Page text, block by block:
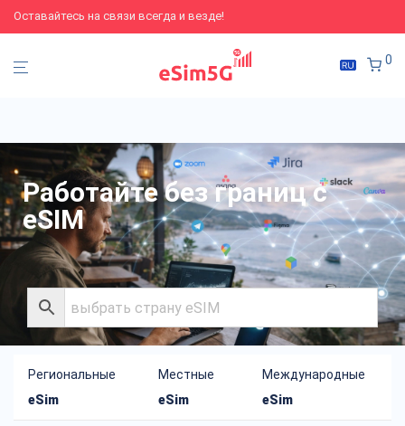
Оставайтесь на связи всегда и везде!
0
Работайте без границ с
eSIM
Региональные
eSim
Местные
eSim
Международные
eSim